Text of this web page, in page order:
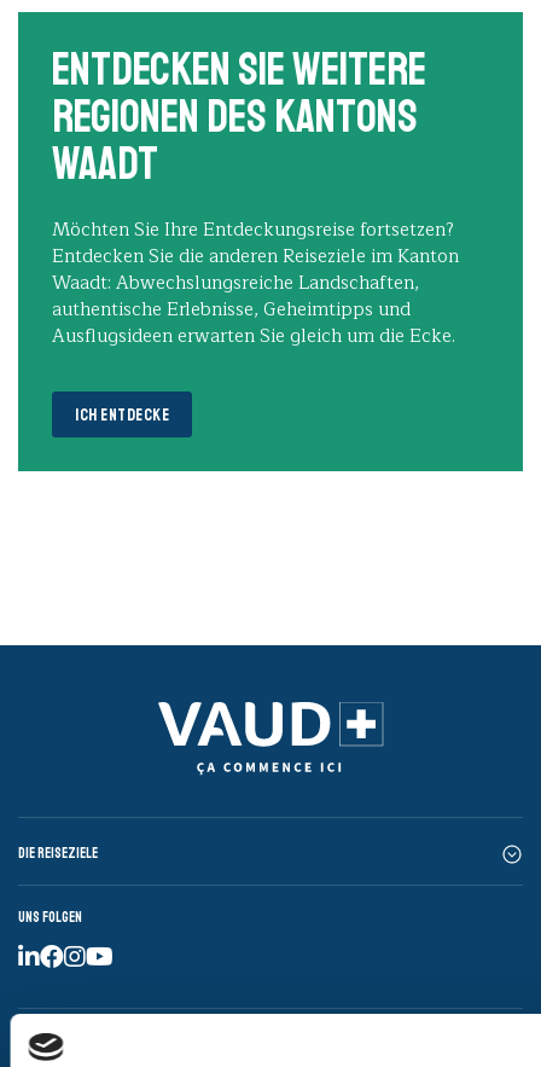
Entdecken Sie weitere
Regionen des Kantons
Waadt
Möchten Sie Ihre Entdeckungsreise fortsetzen?
Entdecken Sie die anderen Reiseziele im Kanton
Waadt: Abwechslungsreiche Landschaften,
authentische Erlebnisse, Geheimtipps und
Ausflugsideen erwarten Sie gleich um die Ecke.
ICH ENTDECKE
Die Reiseziele
Uns folgen